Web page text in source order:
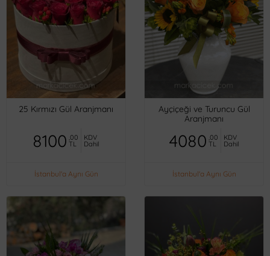
25 Kırmızı Gül Aranjmanı
8100 ,00
TL
KDV
Dahil
İstanbul'a Aynı Gün
Ayçiçeği ve Turuncu Gül
Aranjmanı
4080 ,00
TL
KDV
Dahil
İstanbul'a Aynı Gün